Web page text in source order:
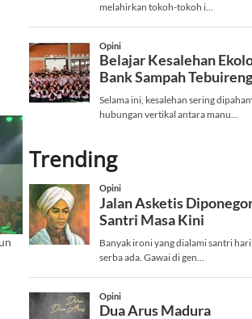
Trending